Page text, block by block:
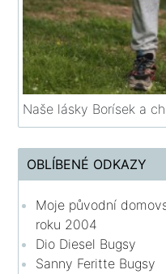
Naše lásky Borísek a
OBLÍBENÉ ODKAZY
Moje původní
roku 2004
Dio Diesel Bugsy
Sanny Feritte Bugsy